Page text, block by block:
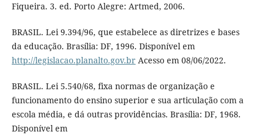
Fiqueira. 3. ed. Porto Alegre: Artmed, 2006.
BRASIL. Lei 9.394/96, que estabelece as diretrizes e bases
da educação. Brasília: DF, 1996. Disponível em
http://legislacao.planalto.gov.brAcesso em 08/06/2022.
BRASIL. Lei 5.540/68, fixa normas de organização e
funcionamento do ensino superior e sua articulação com a
escola média, e dá outras providências. Brasília: DF, 1968.
Disponível em